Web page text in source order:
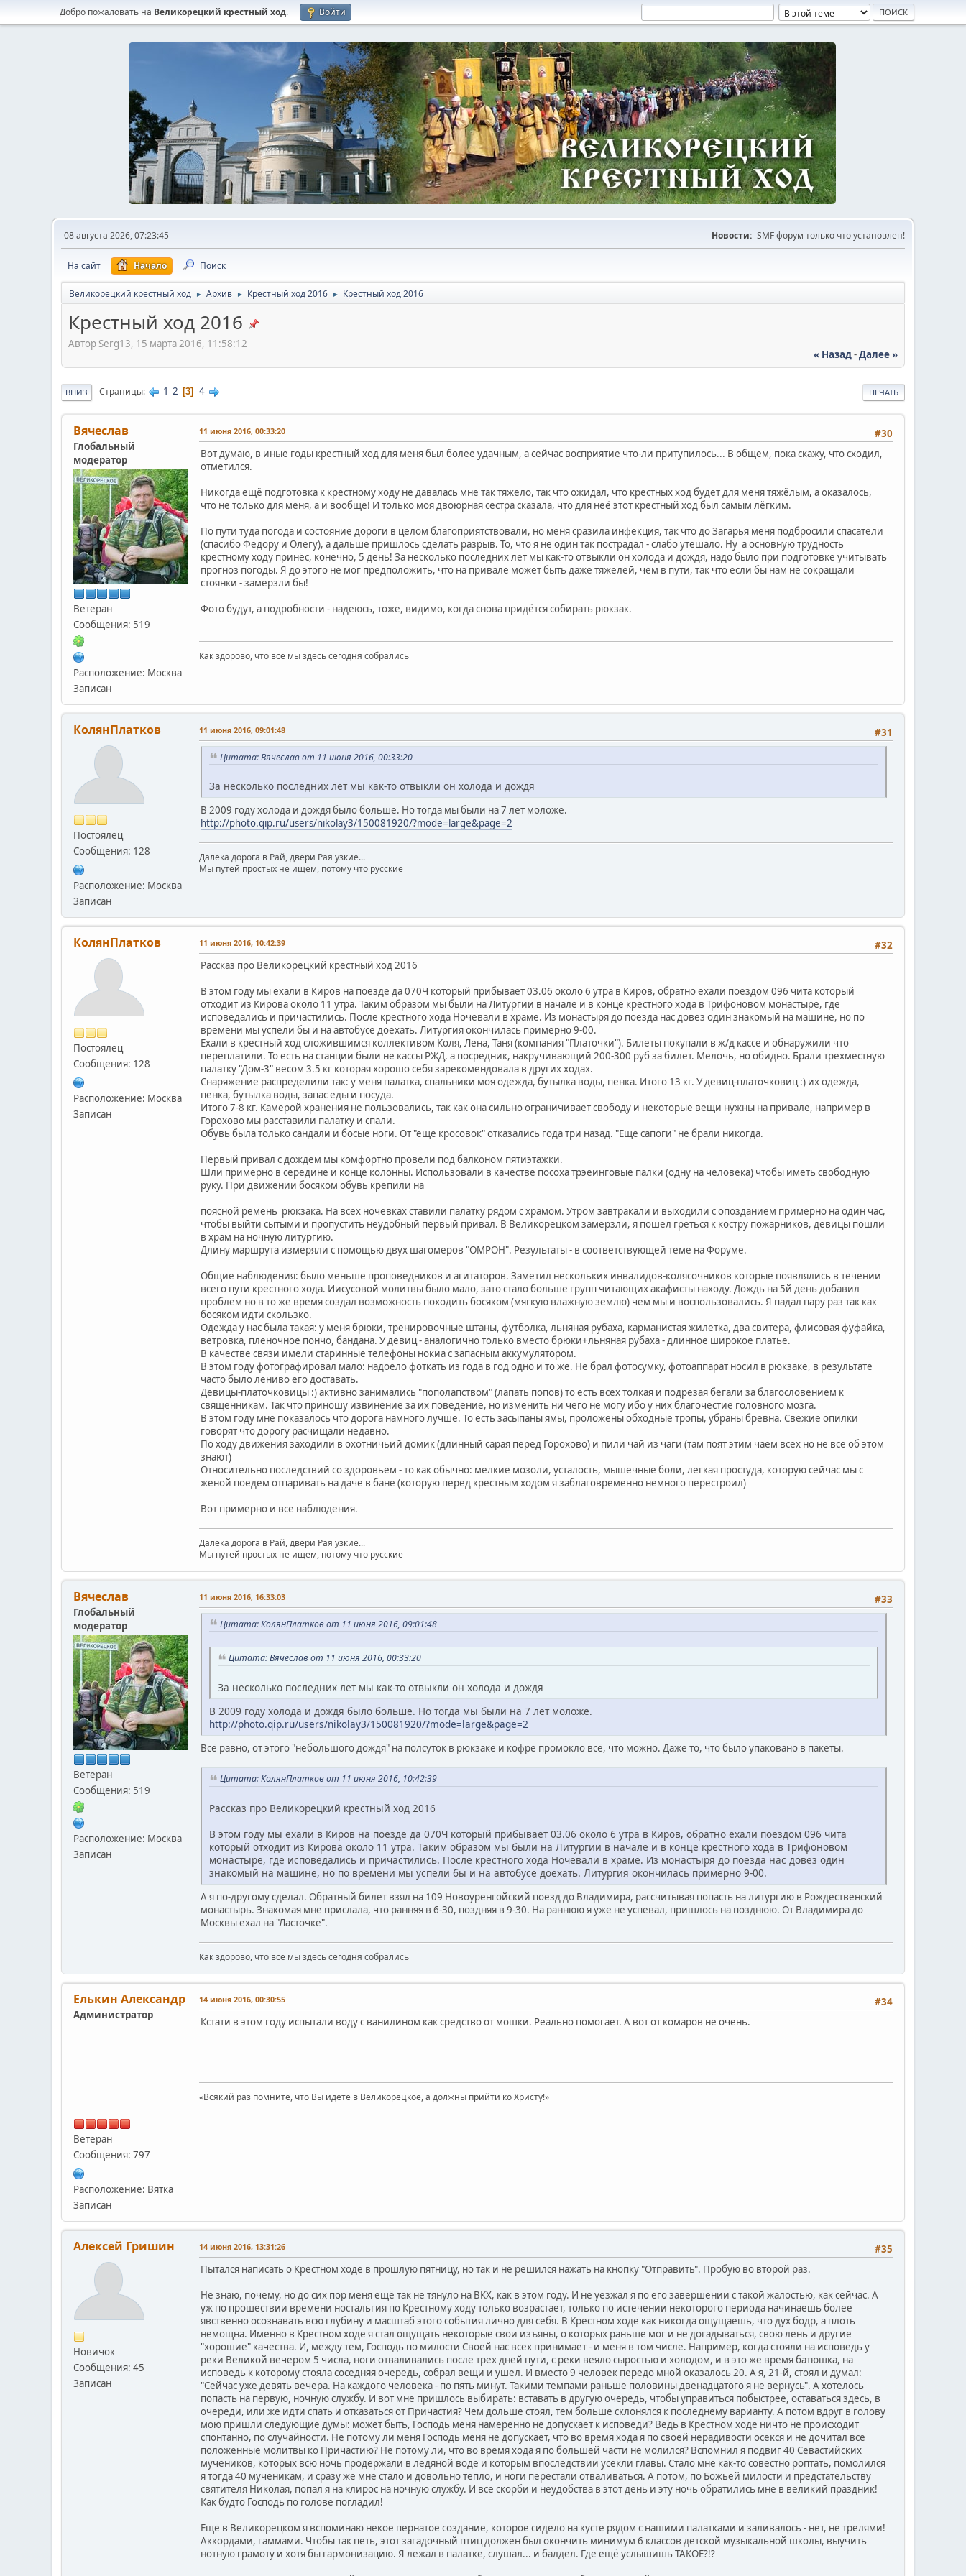
Добро пожаловать на Великорецкий крестный ход. Войти
08 августа 2026, 07:23:45 Новости: SMF форум только что установлен!
На сайт Начало Поиск
Великорецкий крестный ход ► Архив ► Крестный ход 2016 ► Крестный ход 2016
Крестный ход 2016
Автор Serg13, 15 марта 2016, 11:58:12
« Назад-Далее »
ПЕЧАТЬ
ВНИЗ Страницы 1 2 3 4
Вячеслав
Глобальный
модератор
Ветеран
Сообщения: 519
Расположение: Москва
Записан
#30
11 июня 2016, 00:33:20
Вот думаю, в иные годы крестный ход для меня был более удачным, а сейчас восприятие что-ли притупилось... В общем, пока скажу, что сходил,
отметился.
Никогда ещё подготовка к крестному ходу не давалась мне так тяжело, так что ожидал, что крестных ход будет для меня тяжёлым, а оказалось,
что не только для меня, а и вообще! И только моя двоюрная сестра сказала, что для неё этот крестный ход был самым лёгким.
По пути туда погода и состояние дороги в целом благоприятствовали, но меня сразила инфекция, так что до Загарья меня подбросили спасатели
(спасибо Федору и Олегу), а дальше пришлось сделать разрыв. То, что я не один так пострадал - слабо утешало. Ну а основную трудность
крестному ходу принёс, конечно, 5 день! За несколько последних лет мы как-то отвыкли он холода и дождя, надо было при подготовке учитывать
прогноз погоды. Я до этого не мог предположить, что на привале может быть даже тяжелей, чем в пути, так что если бы нам не сокращали
стоянки - замерзли бы!
Фото будут, а подробности - надеюсь, тоже, видимо, когда снова придётся собирать рюкзак.
Как здорово, что все мы здесь сегодня собрались
КолянПлатков
Постоялец
Сообщения: 128
Расположение: Москва
Записан
#31
11 июня 2016, 09:01:48
Цитата: Вячеслав от 11 июня 2016, 00:33:20
За несколько последних лет мы как-то отвыкли он холода и дождя
В 2009 году холода и дождя было больше. Но тогда мы были на 7 лет моложе.
http://photo.qip.ru/users/nikolay3/150081920/?mode=large&page=2
Далека дорога в Рай, двери Рая узкие...
Мы путей простых не ищем, потому что русские
КолянПлатков
Постоялец
Сообщения: 128
Расположение: Москва
Записан
#32
11 июня 2016, 10:42:39
Рассказ про Великорецкий крестный ход 2016
В этом году мы ехали в Киров на поезде да 070Ч который прибывает 03.06 около 6 утра в Киров, обратно ехали поездом 096 чита который
отходит из Кирова около 11 утра. Таким образом мы были на Литургии в начале и в конце крестного хода в Трифоновом монастыре, где
исповедались и причастились. После крестного хода Ночевали в храме. Из монастыря до поезда нас довез один знакомый на машине, но по
времени мы успели бы и на автобусе доехать. Литургия окончилась примерно 9-00.
Ехали в крестный ход сложившимся коллективом Коля, Лена, Таня (компания "Платочки"). Билеты покупали в ж/д кассе и обнаружили что
переплатили. То есть на станции были не кассы РЖД, а посредник, накручивающий 200-300 руб за билет. Мелочь, но обидно. Брали трехместную
палатку "Дом-3" весом 3.5 кг которая хорошо себя зарекомендовала в других ходах.
Снаряжение распределили так: у меня палатка, спальники моя одежда, бутылка воды, пенка. Итого 13 кг. У девиц-платочковиц :) их одежда,
пенка, бутылка воды, запас еды и посуда.
Итого 7-8 кг. Камерой хранения не пользовались, так как она сильно ограничивает свободу и некоторые вещи нужны на привале, например в
Горохово мы расставили палатку и спали.
Обувь была только сандали и босые ноги. От "еще кросовок" отказались года три назад. "Еще сапоги" не брали никогда.
Первый привал с дождем мы комфортно провели под балконом пятиэтажки.
Шли примерно в середине и конце колонны. Использовали в качестве посоха трэеинговые палки (одну на человека) чтобы иметь свободную
руку. При движении босяком обувь крепили на
поясной ремень рюкзака. На всех ночевках ставили палатку рядом с храмом. Утром завтракали и выходили с опозданием примерно на один час,
чтобы выйти сытыми и пропустить неудобный первый привал. В Великорецком замерзли, я пошел греться к костру пожарников, девицы пошли
в храм на ночную литургию.
Длину маршрута измеряли с помощью двух шагомеров "ОМРОН". Результаты - в соответствующей теме на Форуме.
Общие наблюдения: было меньше проповедников и агитаторов. Заметил нескольких инвалидов-колясочников которые появлялись в течении
всего пути крестного хода. Иисусовой молитвы было мало, зато стало больше групп читающих акафисты находу. Дождь на 5й день добавил
проблем но в то же время создал возможность походить босяком (мягкую влажную землю) чем мы и воспользовались. Я падал пару раз так как
босяком идти скользко.
Одежда у нас была такая: у меня брюки, тренировочные штаны, футболка, льняная рубаха, карманистая жилетка, два свитера, флисовая фуфайка,
ветровка, пленочное пончо, бандана. У девиц - аналогично только вместо брюки+льняная рубаха - длинное широкое платье.
В качестве связи имели старинные телефоны нокиа с запасным аккумулятором.
В этом году фотографировал мало: надоело фоткать из года в год одно и то же. Не брал фотосумку, фотоаппарат носил в рюкзаке, в результате
часто было лениво его доставать.
Девицы-платочковицы :) активно занимались "пополапством" (лапать попов) то есть всех толкая и подрезая бегали за благословением к
священникам. Так что приношу извинение за их поведение, но изменить ни чего не могу ибо у них благочестие головного мозга.
В этом году мне показалось что дорога намного лучше. То есть засыпаны ямы, проложены обходные тропы, убраны бревна. Свежие опилки
говорят что дорогу расчищали недавно.
По ходу движения заходили в охотничьий домик (длинный сарая перед Горохово) и пили чай из чаги (там поят этим чаем всех но не все об этом
знают)
Относительно последствий со здоровьем - то как обычно: мелкие мозоли, усталость, мышечные боли, легкая простуда, которую сейчас мы с
женой поедем отпаривать на даче в бане (которую перед крестным ходом я заблаговременно немного перестроил)
Вот примерно и все наблюдения.
Далека дорога в Рай, двери Рая узкие...
Мы путей простых не ищем, потому что русские
Вячеслав
Глобальный
модератор
Ветеран
Сообщения: 519
Расположение: Москва
Записан
#33
11 июня 2016, 16:33:03
Цитата: КолянПлатков от 11 июня 2016, 09:01:48
Цитата: Вячеслав от 11 июня 2016, 00:33:20
За несколько последних лет мы как-то отвыкли он холода и дождя
В 2009 году холода и дождя было больше. Но тогда мы были на 7 лет моложе.
http://photo.qip.ru/users/nikolay3/150081920/?mode=large&page=2
Всё равно, от этого "небольшого дождя" на полсуток в рюкзаке и кофре промокло всё, что можно. Даже то, что было упаковано в пакеты.
Цитата: КолянПлатков от 11 июня 2016, 10:42:39
Рассказ про Великорецкий крестный ход 2016
В этом году мы ехали в Киров на поезде да 070Ч который прибывает 03.06 около 6 утра в Киров, обратно ехали поездом 096 чита
который отходит из Кирова около 11 утра. Таким образом мы были на Литургии в начале и в конце крестного хода в Трифоновом
монастыре, где исповедались и причастились. После крестного хода Ночевали в храме. Из монастыря до поезда нас довез один
знакомый на машине, но по времени мы успели бы и на автобусе доехать. Литургия окончилась примерно 9-00.
А я по-другому сделал. Обратный билет взял на 109 Новоуренгойский поезд до Владимира, рассчитывая попасть на литургию в Рождественский
монастырь. Знакомая мне прислала, что ранняя в 6-30, поздняя в 9-30. На раннюю я уже не успевал, пришлось на позднюю. От Владимира до
Москвы ехал на "Ласточке".
Как здорово, что все мы здесь сегодня собрались
Елькин Александр
Администратор
Ветеран
Сообщения: 797
Расположение: Вятка
Записан
#34
14 июня 2016, 00:30:55
Кстати в этом году испытали воду с ванилином как средство от мошки. Реально помогает. А вот от комаров не очень.
«Всякий раз помните, что Вы идете в Великорецкое, а должны прийти ко Христу!»
Алексей Гришин
Новичок
Сообщения: 45
Записан
#35
14 июня 2016, 13:31:26
Пытался написать о Крестном ходе в прошлую пятницу, но так и не решился нажать на кнопку "Отправить". Пробую во второй раз.
Не знаю, почему, но до сих пор меня ещё так не тянуло на ВКХ, как в этом году. И не уезжал я по его завершении с такой жалостью, как сейчас. А
уж по прошествии времени ностальгия по Крестному ходу только возрастает, только по истечении некоторого периода начинаешь более
явственно осознавать всю глубину и масштаб этого события лично для себя. В Крестном ходе как никогда ощущаешь, что дух бодр, а плоть
немощна. Именно в Крестном ходе я стал ощущать некоторые свои изъяны, о которых раньше мог и не догадываться, свою лень и другие
"хорошие" качества. И, между тем, Господь по милости Своей нас всех принимает - и меня в том числе. Например, когда стояли на исповедь у
реки Великой вечером 5 числа, ноги отваливались после трех дней пути, с реки веяло сыростью и холодом, и в это же время батюшка, на
исповедь к которому стояла соседняя очередь, собрал вещи и ушел. И вместо 9 человек передо мной оказалось 20. А я, 21-й, стоял и думал:
"Сейчас уже девять вечера. На каждого человека - по пять минут. Такими темпами раньше половины двенадцатого я не вернусь". А хотелось
попасть на первую, ночную службу. И вот мне пришлось выбирать: вставать в другую очередь, чтобы управиться побыстрее, оставаться здесь, в
очереди, или же идти спать и отказаться от Причастия? Чем дольше стоял, тем больше склонялся к последнему варианту. А потом вдруг в голову
мою пришли следующие думы: может быть, Господь меня намеренно не допускает к исповеди? Ведь в Крестном ходе ничто не происходит
спонтанно, по случайности. Не потому ли меня Господь меня не допускает, что во время хода я по своей нерадивости осекся и не дочитал все
положенные молитвы ко Причастию? Не потому ли, что во время хода я по большей части не молился? Вспомнил я подвиг 40 Севастийских
мучеников, которых всю ночь продержали в ледяной воде и которым впоследствии усекли главы. Стало мне как-то совестно роптать, помолился
я тогда 40 мученикам, и сразу же мне стало и довольно тепло, и ноги перестали отваливаться. А потом, по Божьей милости и предстательству
святителя Николая, попал я на клирос на ночную службу. И все скорби и неудобства в этот день и эту ночь обратились мне в великий праздник!
Как будто Господь по голове погладил!
Ещё в Великорецком я вспоминаю некое пернатое создание, которое сидело на кусте рядом с нашими палатками и заливалось - нет, не трелями!
Аккордами, гаммами. Чтобы так петь, этот загадочный птиц должен был окончить минимум 6 классов детской музыкальной школы, выучить
нотную грамоту и хотя бы гармонизацию. Я лежал в палатке, слушал... и балдел. Где ещё услышишь ТАКОЕ?!?